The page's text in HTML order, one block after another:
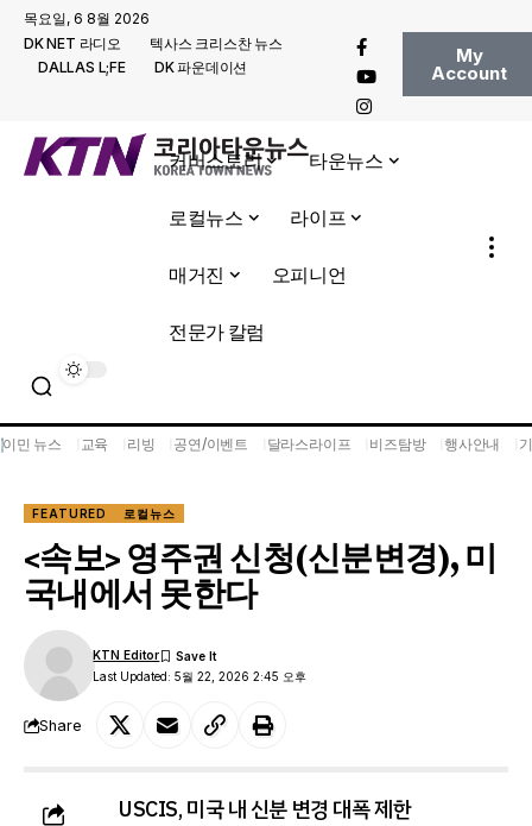
목요일, 6 8월 2026
DK NET 라디오
텍사스 크리스찬 뉴스
DALLAS L;FE
DK 파운데이션
My
Account
커버스토리 타운뉴스
로컬뉴스 라이프
매거진 오피니언
전문가 칼럼
이민 뉴스 교육 리빙 공연/이벤트 달라스라이프 비즈탐방 행사안내
FEATURED 로컬뉴스
<속보> 영주권 신청(신분변경), 미
국내에서 못한다
Last Updated: 5월 22, 2026 2:45 오후
KTN Editor
Share
USCIS, 미국 내 신분 변경 대폭 제한